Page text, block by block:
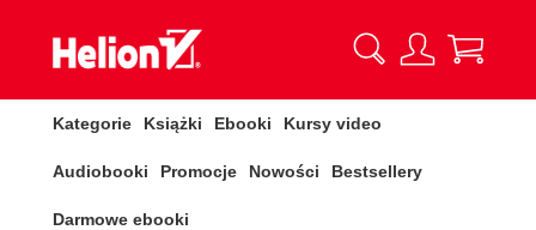
Kategorie Książki Ebooki Kursy video
Audiobooki Promocje Nowości Bestsellery
Darmowe ebooki